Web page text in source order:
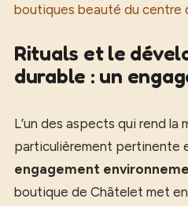
boutiques beauté du centre
Rituals et le
durable : un
L’un des aspects qui rend la
particulièrement pertinente
engagement
boutique de Châtelet met